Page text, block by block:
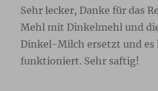
Sehr lecker, Danke für das
Mehl mit Dinkelmehl und
Dinkel-Milch ersetzt und es
funktioniert. Sehr saftig!